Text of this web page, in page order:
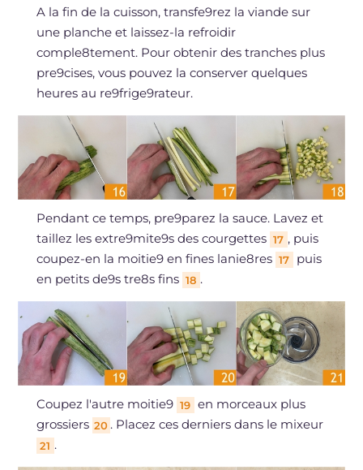
A la fin de la cuisson, transfe9rez la viande sur
une planche et laissez-la refroidir
comple8tement. Pour obtenir des tranches plus
pre9cises, vous pouvez la conserver quelques
heures au re9frige9rateur.
Pendant ce temps, pre9parez la sauce. Lavez et
taillez les extre9mite9s des courgettes 17 , puis
coupez-en la moitie9 en fines lanie8res 17
puis
en petits de9s tre8s fins 18 .
Coupez l'autre moitie9 19 en morceaux plus
grossiers 20 . Placez ces derniers dans le mixeur
21 .